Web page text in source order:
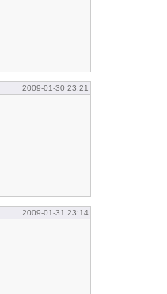
2009-01-30 23:21
2009-01-31 23:14